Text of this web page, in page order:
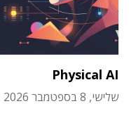
Physical AI
שלישי, 8 בספטמבר 2026